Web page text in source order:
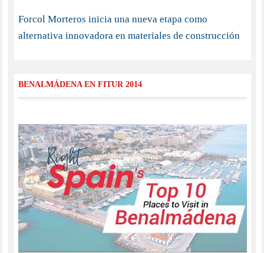
Forcol Morteros inicia una nueva etapa como
alternativa innovadora en materiales de construcción
BENALMÁDENA EN FITUR 2014